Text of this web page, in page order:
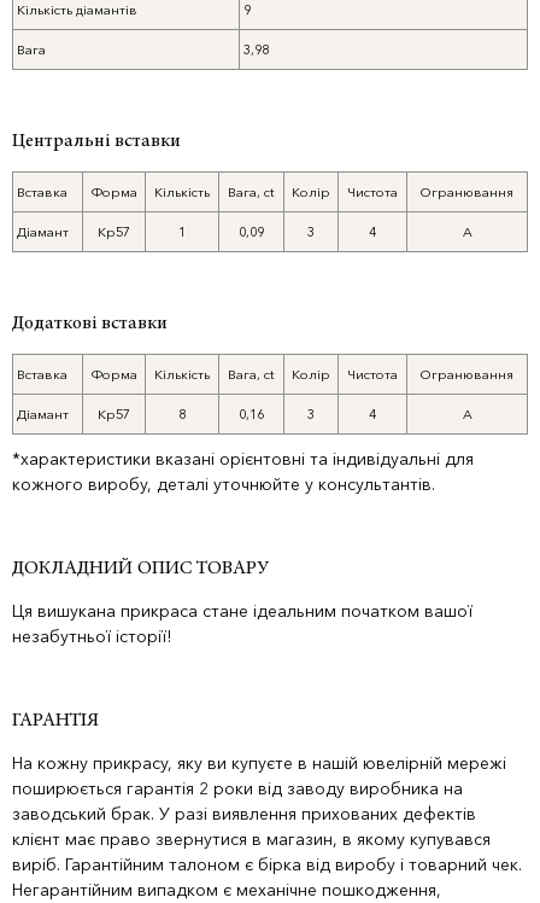
Кількість діамантів 9
Вага 3,98
Центральні вставки
Вставка Форма Кількість Вага, ct Колір Чистота Огранювання
Діамант Кр57 1 0,09 3 4 А
Додаткові вставки
Вставка Форма Кількість Вага, ct Колір Чистота Огранювання
Діамант Кр57 8 0,16 3 4 А
*характеристики вказані орієнтовні та індивідуальні для
кожного виробу, деталі уточнюйте у консультантів.
ДОКЛАДНИЙ ОПИС ТОВАРУ
Ця вишукана прикраса стане ідеальним початком вашої
незабутньої історії!
ГАРАНТІЯ
На кожну прикрасу, яку ви купуєте в нашій ювелірній мережі
поширюється гарантія 2 роки від заводу виробника на
заводський брак. У разі виявлення прихованих дефектів
клієнт має право звернутися в магазин, в якому купувався
виріб. Гарантійним талоном є бірка від виробу і товарний чек.
Негарантійним випадком є механічне пошкодження,